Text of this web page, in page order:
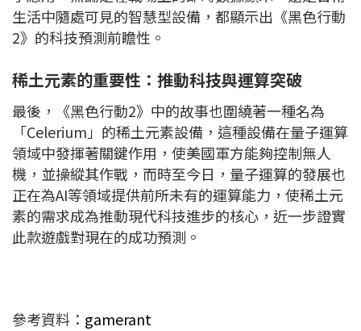
生活中隨處可見的智慧型設備，都顯示出《黑色行動
2》的科技預測前瞻性。
稀土元素的重要性：推動科技與運算突破
最後，《黑色行動2》中的故事也圍繞著一種名為
「Celerium」的稀土元素設備，這種設備在量子運算
領域中發揮著關鍵作用，使美國軍方能夠控制無人
機，並操縱其作戰，而時至今日，量子運算的發展也
正在為AI等領域提供前所未有的運算能力，使稀土元
素的需求成為推動現代科技進步的核心，近一步證實
此款遊戲對現在的成功預測。
參考資料： gamerant